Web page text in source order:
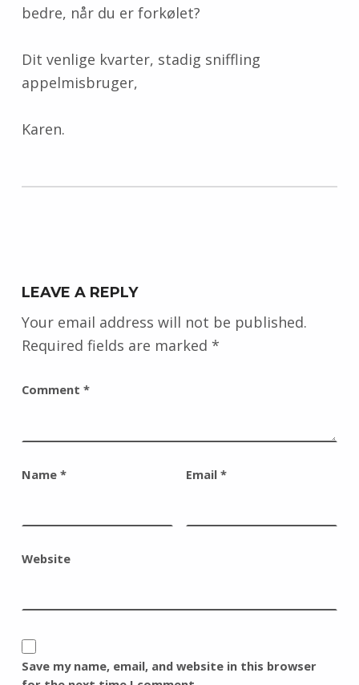
bedre, når du er forkølet?
Dit venlige kvarter, stadig sniffling
appelmisbruger,
Karen.
LEAVE A REPLY
Your email address will not be published.
Required fields are marked *
Comment *
Name * Email *
Website
Save my name, email, and website in this browser